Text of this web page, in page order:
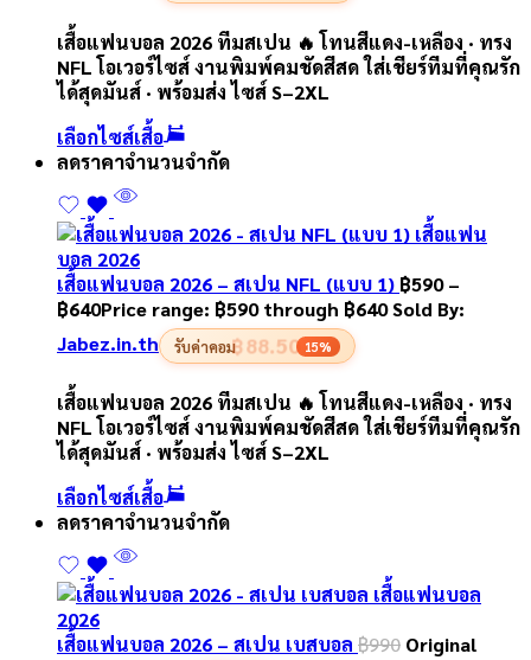
เสื้อแฟนบอล 2026 ทีมสเปน 🔥 โทนสีแดง-เหลือง · ทรง
NFL โอเวอร์ไซส์ งานพิมพ์คมชัดสีสด ใส่เชียร์ทีมที่คุณรัก
ได้สุดมันส์ · พร้อมส่ง ไซส์ S–2XL
เลือกไซส์เสื้อ
ลดราคาจำนวนจำกัด
เสื้อแฟนบอล 2026 – สเปน NFL (แบบ 1) ฿590 –
฿640Price range: ฿590 through ฿640Sold By:
Jabez.in.th
รับค่าคอม฿88.50 15%
เสื้อแฟนบอล 2026 ทีมสเปน 🔥 โทนสีแดง-เหลือง · ทรง
NFL โอเวอร์ไซส์ งานพิมพ์คมชัดสีสด ใส่เชียร์ทีมที่คุณรัก
ได้สุดมันส์ · พร้อมส่ง ไซส์ S–2XL
เลือกไซส์เสื้อ
ลดราคาจำนวนจำกัด
เสื้อแฟนบอล 2026 – สเปน เบสบอล ฿990 Original